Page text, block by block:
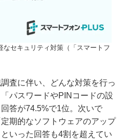
なセキュリティ対策（「スマートフ
査に伴い、どんな対策を行っ
パスワードやPINコードの設
答が74.5%で1位。次いで
定期的なソフトウェアのアップ
いった回答も4割を超えてい